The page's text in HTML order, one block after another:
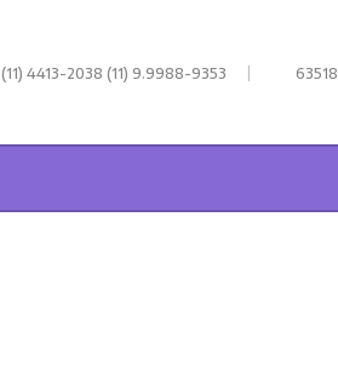
(11) 4413-2038 (11) 9.9988-9353 | 63518